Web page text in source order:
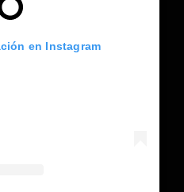
en Instagram